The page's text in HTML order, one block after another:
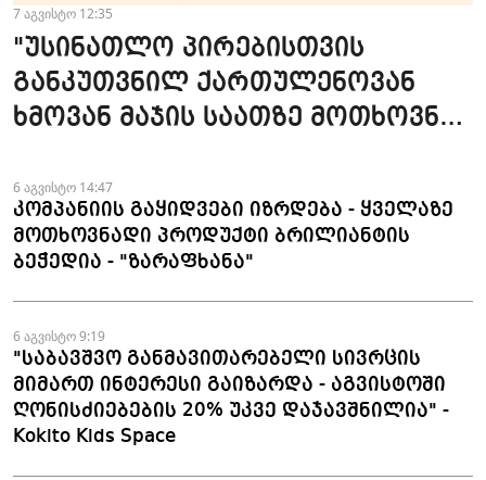
7 აგვისტო 12:35
"უსინათლო პირებისთვის
განკუთვნილ ქართულენოვან
ხმოვან მაჯის საათზე მოთხოვნა
6 აგვისტო 14:47
კომპანიის გაყიდვები იზრდება - ყველაზე
მოთხოვნადი პროდუქტი ბრილიანტის
ბეჭედია - "ზარაფხანა"
6 აგვისტო 9:19
"საბავშვო განმავითარებელი სივრცის
მიმართ ინტერესი გაიზარდა - აგვისტოში
ღონისძიებების 20% უკვე დაჯავშნილია" -
Kokito Kids Space